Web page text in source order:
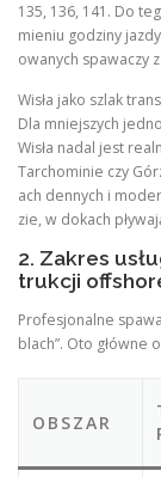
135, 136, 141. Do
mieniu godziny
owanych spawaczy
Wisła jako szlak
Dla mniejszych
Wisła nadal jest
Tarchominie czy
ach dennych i
zie, w dokach
2. Zakres
trukcji
Profesjonalne
blach”. Oto główne
OBSZAR